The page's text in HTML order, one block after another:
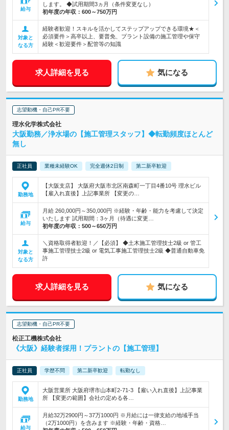
給与
します。 ◆試用期間3ヵ月（条件変更なし）
初年度の年収： 600～750万円
対象と
なる方
経験者歓迎！スキルを活かしてステップアップできる環境★＜
必須要件＞高卒以上、要普免、プラント設備の施工管理や保守
経験＜歓迎要件＞配管等の知識
求人詳細を見る 気になる
志望動機・自己PR不要
理水化学株式会社
大阪勤務／浄水場の【施工管理スタッフ】◆転勤頻度ほとんど
無し
正社員 業種未経験OK 完全週休2日制 第二新卒歓迎
勤務地
【大阪支店】 大阪府大阪市北区南森町一丁目4番10号 理水ビル
【雇入れ直後】上記事業所 【変更の…
給与
月給 260,000円～350,000円 ※経験・年齢・能力を考慮して決定
いたします 試用期間：3ヶ月（待遇に変更…
初年度の年収： 500～650万円
対象と
なる方
＼資格取得者歓迎！／【必須】 ◆土木施工管理技士2級 or 管工
事施工管理技士2級 or 電気工事施工管理技士2級 ◆普通自動車免
許
求人詳細を見る 気になる
志望動機・自己PR不要
松正工機株式会社
《大阪》経験者採用！プラントの【施工管理】
正社員 学歴不問 第二新卒歓迎 転勤なし
勤務地
大阪営業所 大阪府堺市山本町2-71-3 【雇い入れ直後】上記事業
所 【変更の範囲】会社の定める各…
給与
月給32万2900円～37万1000円 ※月給には一律支給の地域手当
（2万1000円）を含みます ※経験・年齢・資格…